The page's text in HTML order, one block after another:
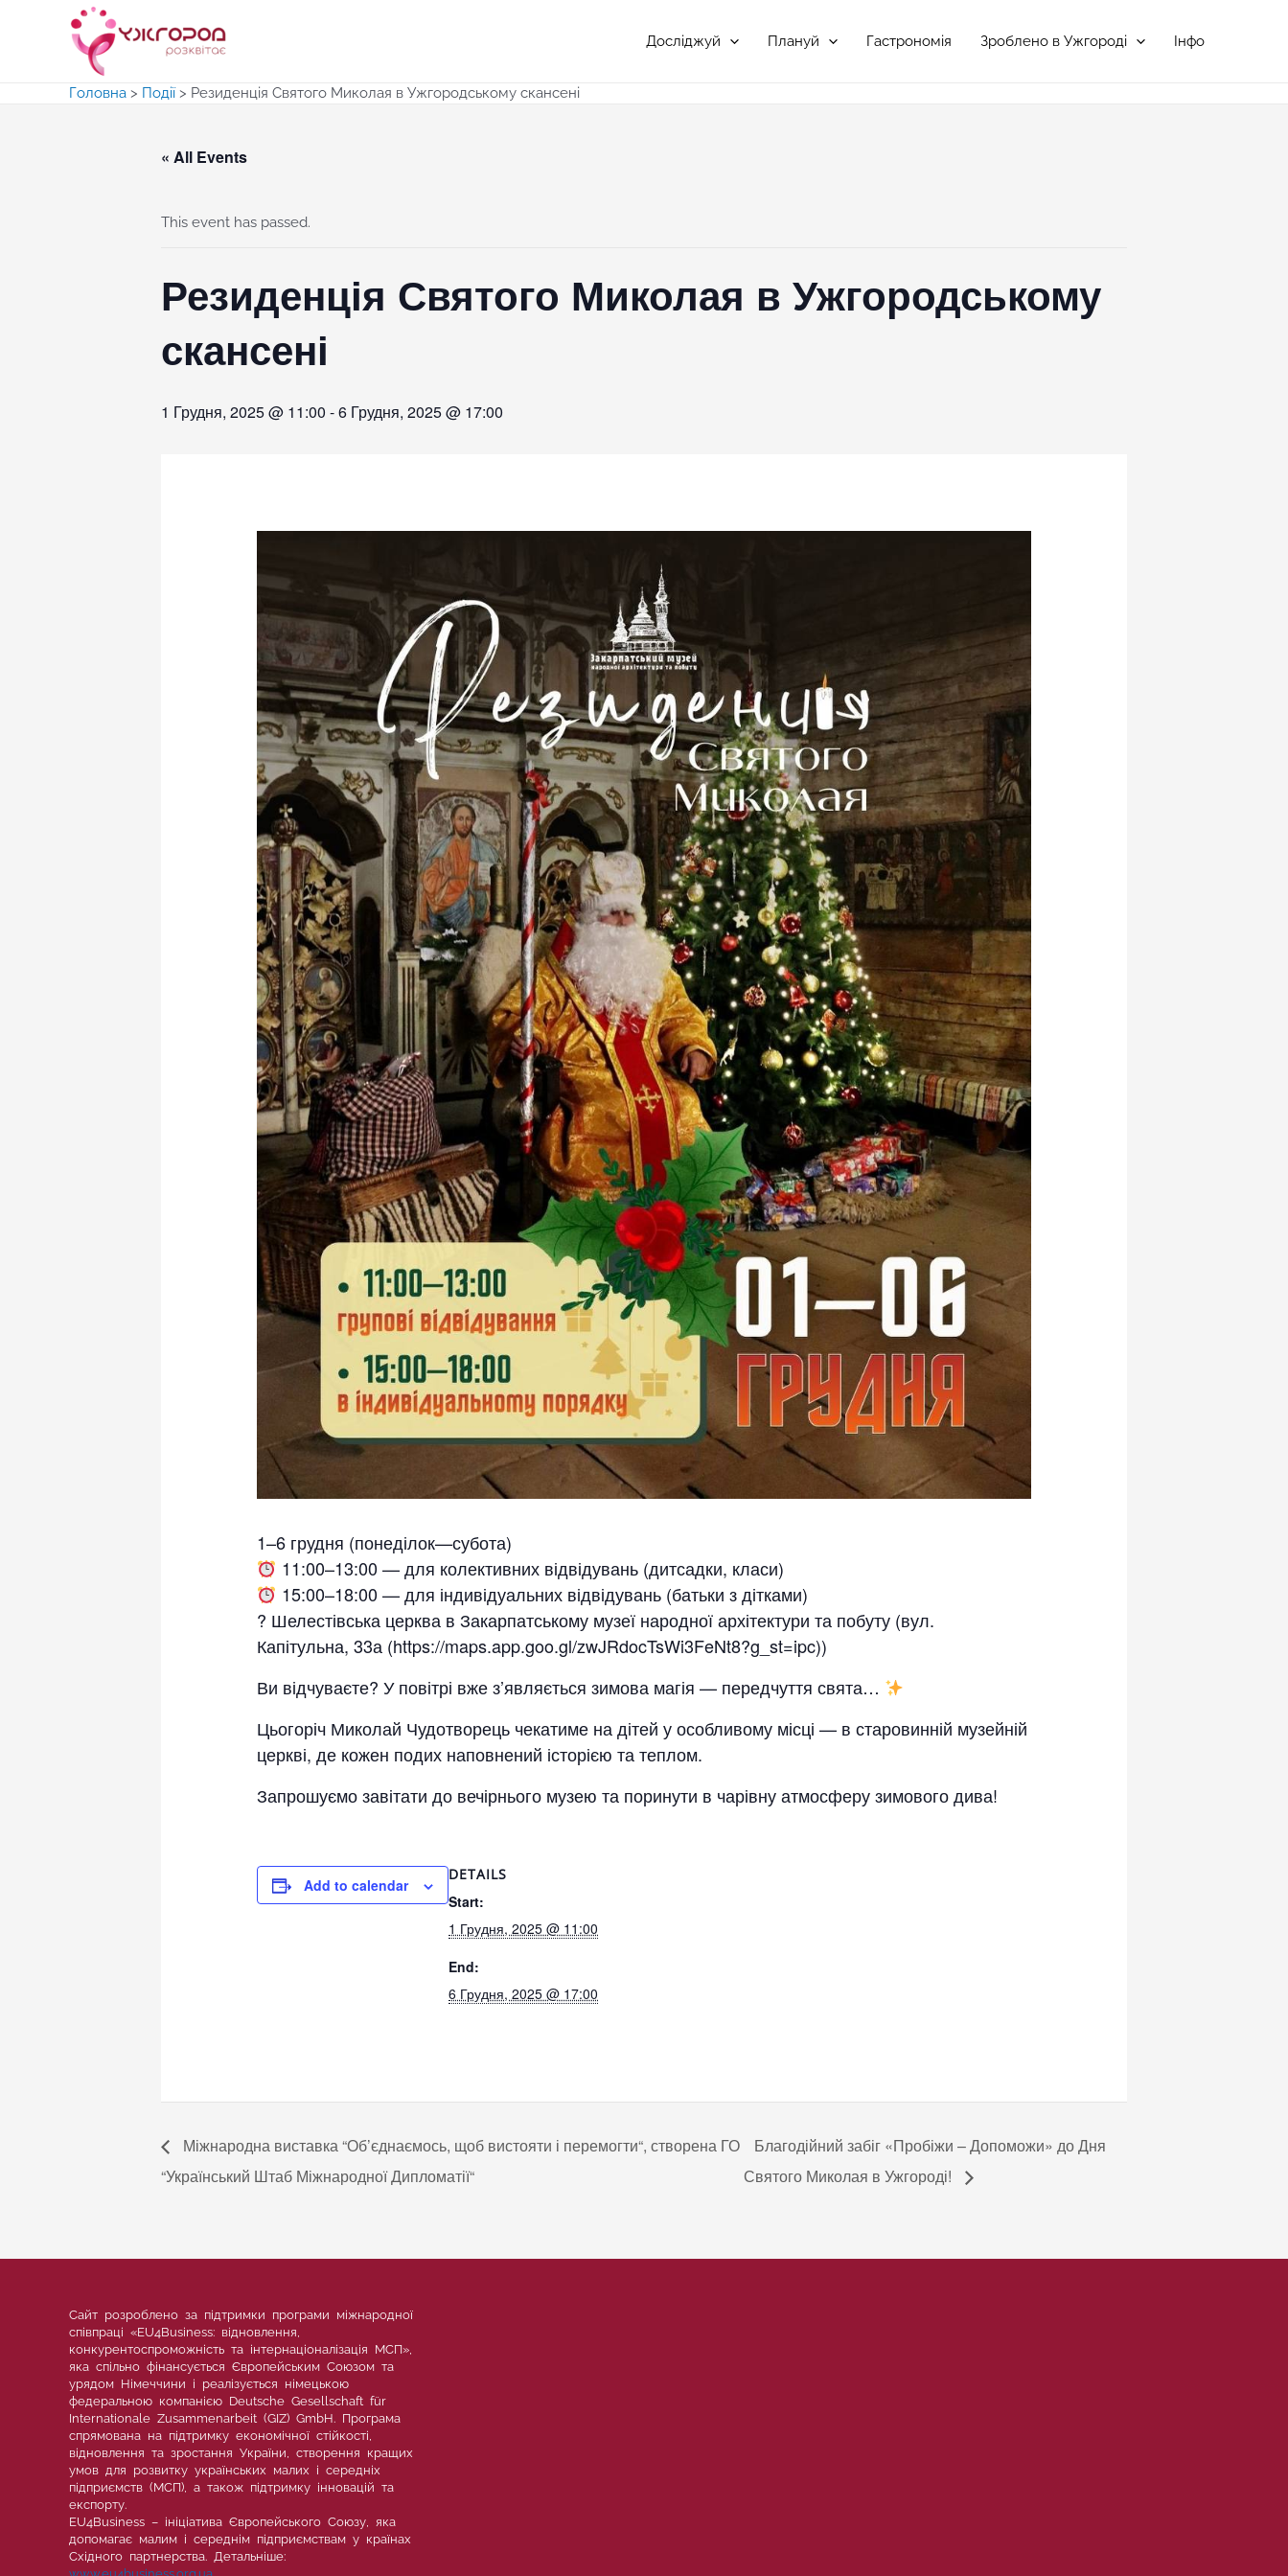
Досліджуй Плануй Гастрономія Зроблено в Ужгороді Інфо
Головна > Події> Резиденція Святого Миколая в Ужгородському скансені
« All Events
This event has passed.
Резиденція Святого Миколая в Ужгородському
скансені
1 Грудня, 2025 @ 11:00 -6 Грудня, 2025 @ 17:00
1–6 грудня (понеділок—субота)
11:00–13:00 — для колективних відвідувань (дитсадки, класи)
15:00–18:00 — для індивідуальних відвідувань (батьки з дітками)
? Шелестівська церква в Закарпатському музеї народної архітектури та побуту (вул.
Капітульна, 33а (https://maps.app.goo.gl/zwJRdocTsWi3FeNt8?g_st=ipc))
Ви відчуваєте? У повітрі вже з’являється зимова магія — передчуття свята…
Цьогоріч Миколай Чудотворець чекатиме на дітей у особливому місці — в старовинній музейній
церкві, де кожен подих наповнений історією та теплом.
Запрошуємо завітати до вечірнього музею та поринути в чарівну атмосферу зимового дива!
Add to calendar
DETAILS
Start:
1 Грудня, 2025 @ 11:00
End:
6 Грудня, 2025 @ 17:00
Міжнародна виставка “Об’єднаємось, щоб вистояти і перемогти“, створена ГО
“Український Штаб Міжнародної Дипломатії“
Благодійний забіг «Пробіжи – Допоможи» до Дня
Святого Миколая в Ужгороді!
Сайт розроблено за підтримки програми міжнародної
співпраці «EU4Business: відновлення,
конкурентоспроможність та інтернаціоналізація МСП»,
яка спільно фінансується Європейським Союзом та
урядом Німеччини і реалізується німецькою
федеральною компанією Deutsche Gesellschaft für
Internationale Zusammenarbeit (GIZ) GmbH. Програма
спрямована на підтримку економічної стійкості,
відновлення та зростання України, створення кращих
умов для розвитку українських малих і середніх
підприємств (МСП), а також підтримку інновацій та
експорту.
EU4Business – ініціатива Європейського Союзу, яка
допомагає малим і середнім підприємствам у країнах
Східного партнерства. Детальніше: